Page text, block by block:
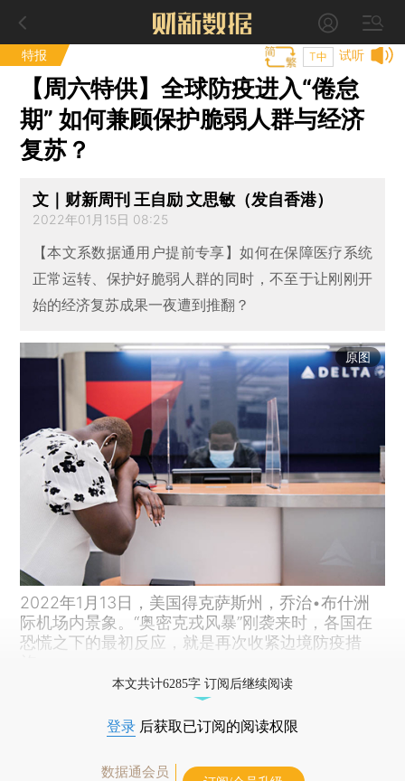
特报 试听
T中
【周六特供】全球防疫进入“倦怠
期” 如何兼顾保护脆弱人群与经济
复苏？
文｜财新周刊 王自励 文思敏（发自香港）
2022年01月15日 08:25
【本文系数据通用户提前专享】如何在保障医疗系统
正常运转、保护好脆弱人群的同时，不至于让刚刚开
始的经济复苏成果一夜遭到推翻？
原图
2022年1月13日，美国得克萨斯州，乔治•布什洲
际机场内景象。“奥密克戎风暴”刚袭来时，各国在
恐慌之下的最初反应，就是再次收紧边境防疫措
本文共计6285字 订阅后继续阅读
登录 后获取已订阅的阅读权限
数据通会员